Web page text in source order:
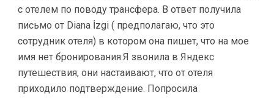
с отелем по поводу трансфера. В ответ получила
письмо от Diana İzgi ( предполагаю, что это
сотрудник отеля) в котором она пишет, что на мое
имя нет бронирования.Я звонила в Яндекс
путешествия, они настаивают, что от отеля
приходило подтверждение. Попросила